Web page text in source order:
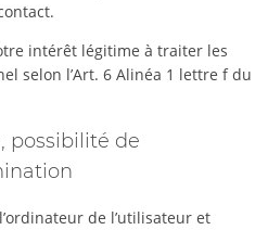
intérêt légitime à traiter les
selon l’Art. 6 Alinéa 1 lettre f du
possibilité de
de l’utilisateur et